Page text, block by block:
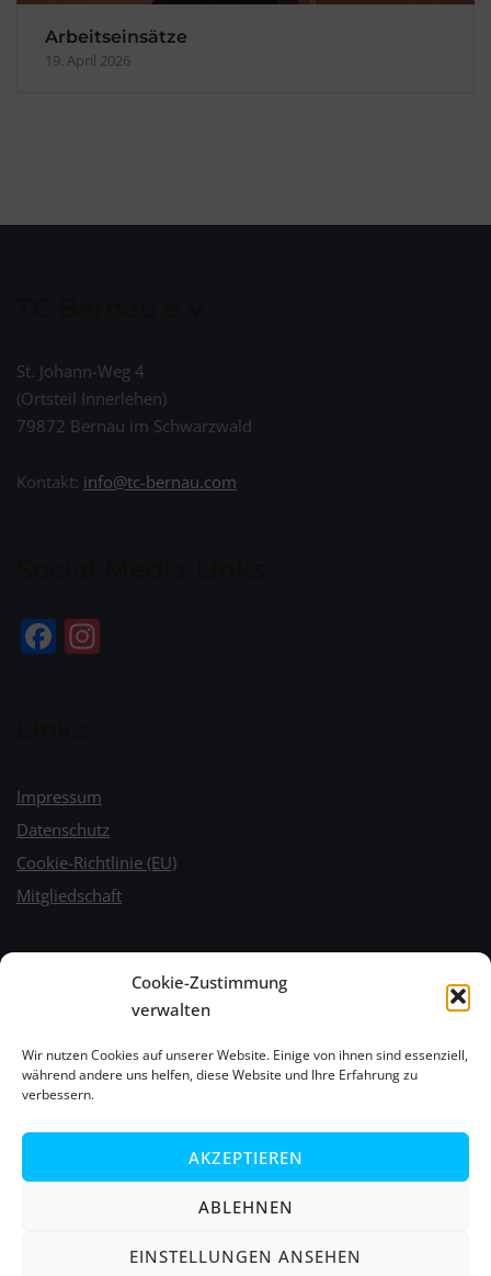
Cookie-Zustimmung
verwalten
Wir nutzen Cookies auf unserer Website. Einige von ihnen sind essenziell,
während andere uns helfen, diese Website und Ihre Erfahrung zu
verbessern.
AKZEPTIEREN
ABLEHNEN
EINSTELLUNGEN ANSEHEN
Arbeitseinsätze
19. April 2026
St. Johann-Weg 4
(Ortsteil Innerlehen)
79872 Bernau im Schwarzwald
Kontakt: info@tc-bernau.com
Facebook
Impressum
Datenschutz
Cookie-Richtlinie (EU)
Mitgliedschaft